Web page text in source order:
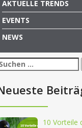
AKTUELLE TRENDS
EVENTS
NEWS
10 Vorteile